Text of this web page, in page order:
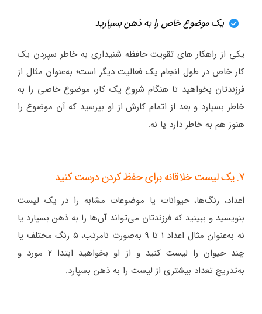
یک موضوع خاص را به ذهن بسپارید
یکی از راهکار های تقویت حافظه شنیداری به خاطر سپردن یک
کار خاص در طول انجام یک فعالیت دیگر است؛ به‌عنوان مثال از
فرزندتان بخواهید تا هنگام شروع یک کار، موضوع خاصی را به
خاطر بسپارد و بعد از اتمام کارش از او بپرسید که آن موضوع را
هنوز هم به خاطر دارد یا نه.
7. یک لیست خلاقانه برای حفظ کردن درست کنید
اعداد، رنگ‌ها، حیوانات یا موضوعات مشابه را در یک لیست
بنویسید و ببینید که فرزندتان می‌تواند آن‌ها را به ذهن بسپارد یا
نه به‌عنوان مثال اعداد ۱ تا ۹ به‌صورت نامرتب، ۵ رنگ مختلف یا
چند حیوان را لیست کنید و از او بخواهید ابتدا ۲ مورد و
به‌تدریج تعداد بیشتری از لیست را به ذهن بسپارد.